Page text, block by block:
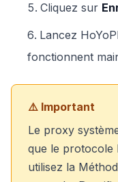
Cliquez sur
Lancez
fonctionnent
⚠️ Important
Le proxy
que le protocole
utilisez la